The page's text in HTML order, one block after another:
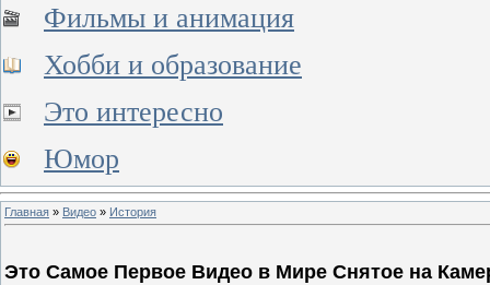
Фильмы и анимация
Хобби и образование
Это интересно
Юмор
Главная » Видео » История
Это Самое Первое Видео в Мире Снятое на